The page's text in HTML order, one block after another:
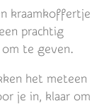
kraamkoffertje
prachtig
om te geven.
het meteen
je in, klaar om